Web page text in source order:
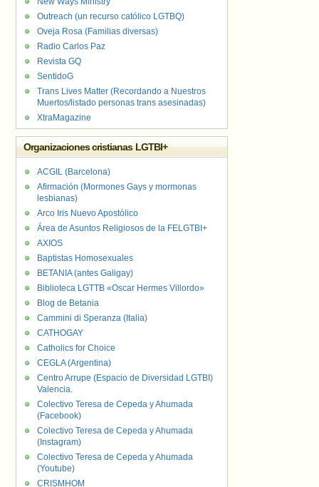
Outreach (un recurso católico LGTBQ)
Oveja Rosa (Familias diversas)
Radio Carlos Paz
Revista GQ
SentidoG
Trans Lives Matter (Recordando a Nuestros
Muertos/listado personas trans asesinadas)
XtraMagazine
Organizaciones cristianas LGTBI+
ACGIL (Barcelona)
Afirmación (Mormones Gays y mormonas
lesbianas)
Arco Iris Nuevo Apostólico
Área de Asuntos Religiosos de la FELGTBI+
AXIOS
Baptistas Homosexuales
BETANIA (antes Galigay)
Biblioteca LGTTB «Oscar Hermes Villordo»
Blog de Betania
Cammini di Speranza (Italia)
CATHOGAY
Catholics for Choice
CEGLA (Argentina)
Centro Arrupe (Espacio de Diversidad LGTBI)
Valencia.
Colectivo Teresa de Cepeda y Ahumada
(Facebook)
Colectivo Teresa de Cepeda y Ahumada
(Instagram)
Colectivo Teresa de Cepeda y Ahumada
(Youtube)
CRISMHOM